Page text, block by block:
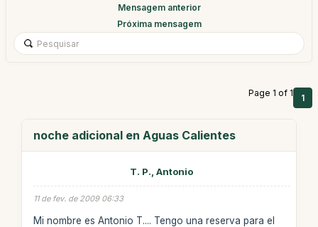
Mensagem anterior
Próxima mensagem
Page 1 of 1 1
noche adicional en Aguas Calientes
T. P., Antonio
11 de fev. de 2009 06:33
Mi nombre es Antonio T.... Tengo una reserva para el